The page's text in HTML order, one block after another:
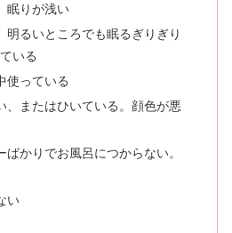
眠りが浅い
明るいところでも眠るぎりぎり
いる
使っている
、またはひいている。顔色が悪
ばかりでお風呂につからない。
い